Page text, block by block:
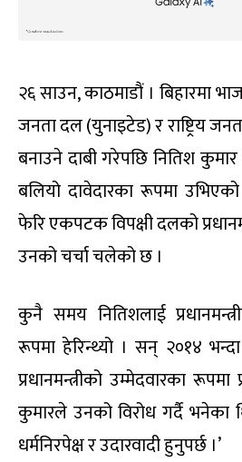
२६ साउन, काठमाडौं । बिहारमा
जनता दल (युनाइटेड) र राष्ट्रिय
बनाउने दाबी गरेपछि नितिश कुमार
बलियो दावेदारका रूपमा
फेरि एकपटक विपक्षी दलको
उनको चर्चा चलेको छ ।
कुनै समय नितिशलाई
रूपमा हेरिन्थ्यो । सन् २०१४
प्रधानमन्त्रीको उम्मेदवारका
कुमारले उनको विरोध गर्दै भनेका
धर्मनिरपेक्ष र उदारवादी हुनुपर्छ ।’